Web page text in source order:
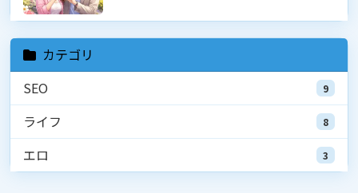
カテゴリ
SEO
9
ライフ 8
エロ 3